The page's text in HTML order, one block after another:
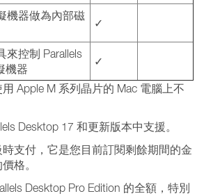
機器做為內部磁
✓
來控制 Parallels
機器
✓
Apple M 系列晶片的 Mac 電腦上不
Desktop 17 和更新版本中支援。
支付，它是您目前訂閱剩餘期間的金
格。
Desktop Pro Edition 的全額，特別